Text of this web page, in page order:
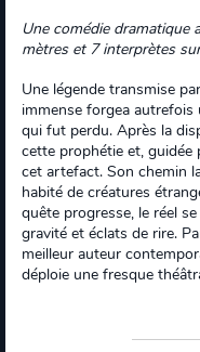
Une comédie dramatique
mètres et 7 interprètes
Une légende transmise
immense forgea
qui fut perdu. Après la
cette prophétie et, guidée
cet artefact. Son chemin
habité de créatures
quête progresse, le réel
gravité et éclats de rire.
meilleur auteur
déploie une fresque